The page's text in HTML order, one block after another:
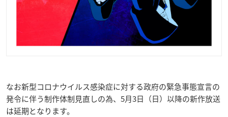
なお新型コロナウイルス感染症に対する政府の緊急事態宣言の
発令に伴う制作体制見直しの為、5月3日（日）以降の新作放送
は延期となります。